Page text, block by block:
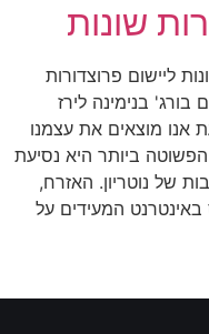
שונות
ליישום פרוצדורות
בורג' בנימינה לירז
אנו מוצאים את עצמנו
ביותר היא נסיעת
של נוטריון. האזרח,
המעידים על